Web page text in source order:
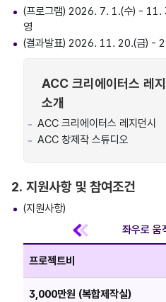
(프로그램) 2026. 7. 1.(수) - 11.
영
(결과발표) 2026. 11. 20.(금) -
ACC 크리에이터스 레
소개
ACC 크리에이터스 레지던시
ACC 창제작 스튜디오
2. 지원사항 및 참여조건
(지원사항)
프로젝트비
3,000만원 (복합제작실)